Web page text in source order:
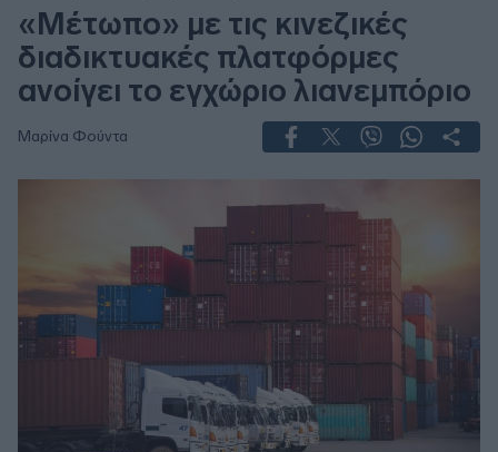
«Μέτωπο» με τις κινεζικές
διαδικτυακές πλατφόρμες
ανοίγει το εγχώριο λιανεμπόριο
Μαρίνα Φούντα